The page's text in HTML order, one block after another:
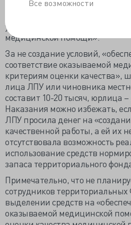
Все возможности
базируется на впечатлениях
утверждении критериев оценки
медицинской помощи».
За не создание условий,
соответствие оказываемой
критериям оценки качества»,
лица ЛПУ или чиновника
составит 10-20 тысяч, юрлица –
Наказания можно избежать,
ЛПУ просила денег на
качественной работы, а ей их
отсутствовала возможность
использование средств
запаса территориального
Примечательно, что не
сотрудников
выделении средств на
оказываемой медицинской